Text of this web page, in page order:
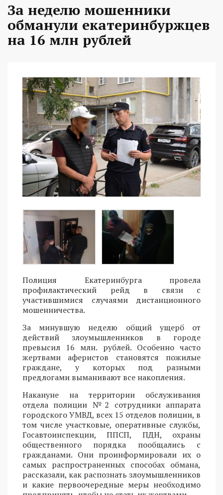
За неделю мошенники
обманули екатеринбуржцев
на 16 млн рублей
Полиция Екатеринбурга провела
профилактический рейд в связи с
участившимися случаями дистанционного
мошенничества.
За минувшую неделю общий ущерб от
действий злоумышленников в городе
превысил 16 млн. рублей. Особенно часто
жертвами аферистов становятся пожилые
граждане, у которых под разными
предлогами выманивают все накопления.
Накануне на территории обслуживания
отдела полиции №2 сотрудники аппарата
городского УМВД, всех 15 отделов полиции, в
том числе участковые, оперативные службы,
Госавтоинспекции, ППСП, ПДН, охраны
общественного порядка пообщались с
гражданами. Они проинформировали их о
самых распространенных способах обмана,
рассказали, как распознать злоумышленников
и какие первоочередные меры необходимо